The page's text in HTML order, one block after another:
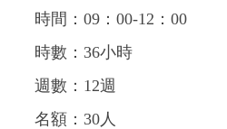
時間：09：00-12：00
時數：36小時
週數：12週
名額：30人